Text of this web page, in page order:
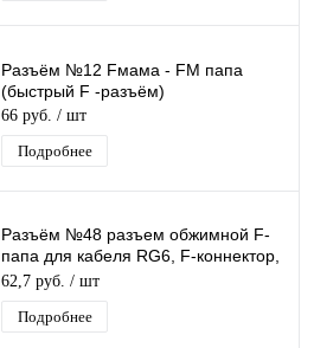
Разъём №12 Fмама - FM папа
(быстрый F -разъём)
66 руб. / шт
Подробнее
Разъём №48 разъем обжимной F-
папа для кабеля RG6, F-коннектор,
F-штекер
62,7 руб. / шт
Подробнее